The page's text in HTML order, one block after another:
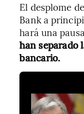
El desplome
Bank a
hará una
han separado
bancario.